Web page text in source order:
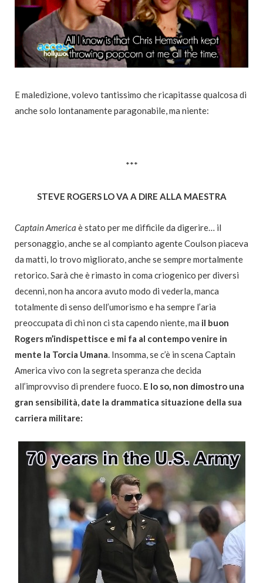
E maledizione, volevo tantissimo che ricapitasse qualcosa di
anche solo lontanamente paragonabile, ma niente:
***
STEVE ROGERS LO VA A DIRE ALLA MAESTRA
Captain America è stato per me difficile da digerire… il
personaggio, anche se al compianto agente Coulson piaceva
da matti, lo trovo migliorato, anche se sempre mortalmente
retorico. Sarà che è rimasto in coma criogenico per diversi
decenni, non ha ancora avuto modo di vederla, manca
totalmente di senso dell’umorismo e ha sempre l’aria
preoccupata di chi non ci sta capendo niente, ma il buon
Rogers m’indispettisce e mi fa al contempo venire in
mente la Torcia Umana. Insomma, se c’è in scena Captain
America vivo con la segreta speranza che decida
all’improvviso di prendere fuoco. E lo so, non dimostro una
gran sensibilità, date la drammatica situazione della sua
carriera militare: